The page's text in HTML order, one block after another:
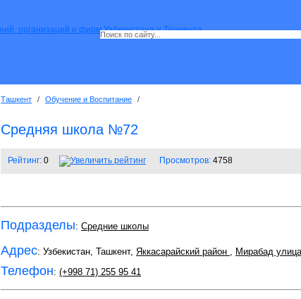
Ташкент / Обучение и Воспитание /
Средняя школа №72
Рейтинг: 0 Просмотров: 4758
Подразделы: Средние школы
Адрес: Узбекистан, Ташкент, Яккасарайский район , Мирабад улица
Телефон: (+998 71) 255 95 41